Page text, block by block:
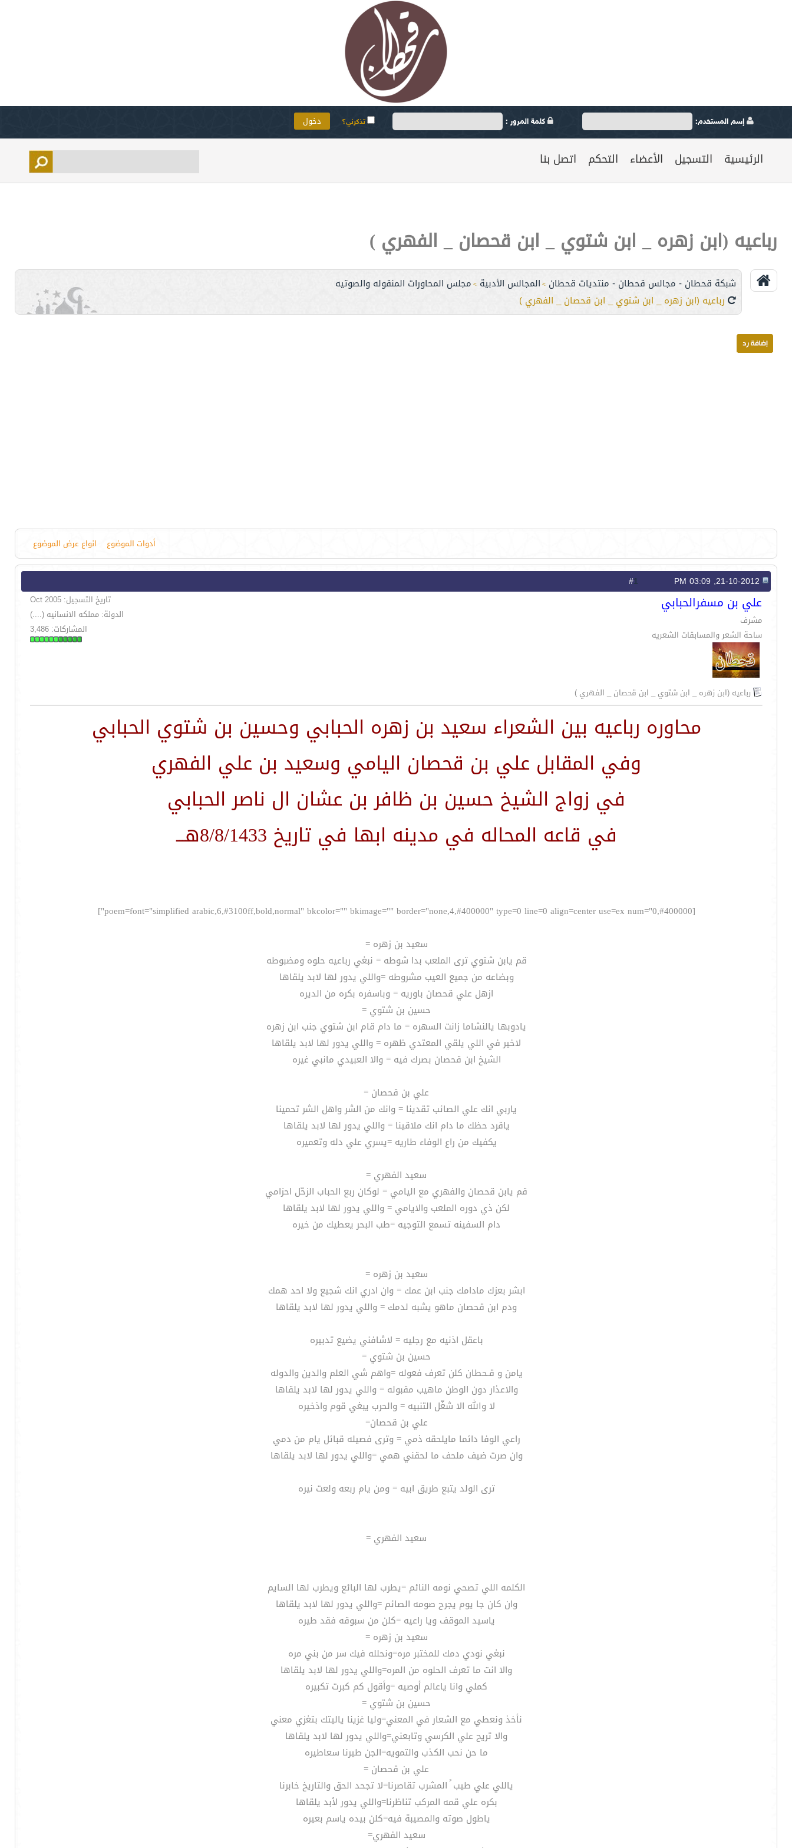
إسم المستخدم: كلمة المرور : تذكرني؟
الرئيسية التسجيل الأعضاء التحكم اتصل بنا
رباعيه (ابن زهره _ ابن شتوي _ ابن قحصان _ الفهري )
شبكة قحطان - مجالس قحطان - منتديات قحطان > المجالس الأدبية > مجلس المحاورات المنقوله والصوتيه
رباعيه (ابن زهره _ ابن شتوي _ ابن قحصان _ الفهري )
أدوات الموضوع انواع عرض الموضوع
1
علي بن مسفرالحبابي
مشرف
ساحة الشعر والمسابقات الشعريه
تاريخ التسجيل: Oct 2005
الدولة: مملكه الانسانيه (....)
المشاركات: 3,486
رباعيه (ابن زهره _ ابن شتوي _ ابن قحصان _ الفهري )
محاوره رباعيه بين الشعراء سعيد بن زهره الحبابي وحسين بن شتوي الحبابي
وفي المقابل علي بن قحصان اليامي وسعيد بن علي الفهري
في زواج الشيخ حسين بن ظافر بن عشان ال ناصر الحبابي
في قاعه المحاله في مدينه ابها في تاريخ 8/8/1433هـــ
[poem=font="simplified arabic,6,#3100ff,bold,normal" bkcolor="" bkimage="" border="none,4,#400000" type=0 line=0 align=center use=ex num="0,#400000"]
سعيد بن زهره =
قم يابن شتوي ترى الملعب بدا شوطه = نبغي رباعيه حلوه ومضبوطه
وبضاعه من جميع العيب مشروطه =واللي يدور لها لابد يلقاها
ازهل علي قحصان باوريه = وباسفره بكره من الديره
حسين بن شتوي =
يادوبها يالنشاما زانت السهره = ما دام قام ابن شتوي جنب ابن زهره
لاخير في اللي يلقي المعتدي ظهره = واللي يدور لها لابد يلقاها
الشيخ ابن قحصان بصرك فيه = والا العبيدي مانبي غيره
علي بن قحصان =
ياربي انك علي الصائب تقدينا = وانك من الشر واهل الشر تحمينا
ياقرد حظك ما دام انك ملاقينا = واللي يدور لها لابد يلقاها
يكفيك من راع الوفاء طاريه =يسري علي دله وتعميره
سعيد الفهري =
قم يابن قحصان والفهري مع اليامي = لوكان ربع الحباب الزحّل احزامي
لكن ذي دوره الملعب والايامي = واللي يدور لها لابد يلقاها
دام السفينه تسمع التوجيه =طب البحر يعطيك من خيره
سعيد بن زهره =
ابشر بعزك مادامك جنب ابن عمك = وان ادري انك شجيع ولا احد همك
ودم ابن قحصان ماهو يشبه لدمك = واللي يدور لها لابد يلقاها
باعقل اذنيه مع رجليه = لاشافني يضيع تدبيره
حسين بن شتوي =
يامن و قـحطان كلن تعرف فعوله =واهم شي العلم والدين والدوله
والاعذار دون الوطن ماهيب مقبوله = واللي يدور لها لابد يلقاها
لا والله الا شغّل التنبيه = والحرب يبغي قوم واذخيره
علي بن قحصان=
راعي الوفا دائما مايلحقه ذمي = وترى فصيله قبائل يام من دمي
وان صرت ضيف ملحف ما لحقني همي =واللي يدور لها لابد يلقاها
ترى الولد يتبع طريق ابيه = ومن يام ربعه ولعت نيره
سعيد الفهري =
الكلمه اللي تصحي نومه النائم =يطرب لها البائع ويطرب لها السايم
وان كان جا يوم يجرح صومه الصائم =واللي يدور لها لابد يلقاها
ياسيد الموقف ويا راعيه =كلن من سبوقه فقد طيره
سعيد بن زهره =
نبغي نودي دمك للمختبر مره=ونحلله فيك سر من بني مره
والا انت ما تعرف الحلوه من المره=واللي يدور لها لابد يلقاها
كملي وانا ياعالم أوصيه =وأقول كم كبرت تكبيره
حسين بن شتوي =
نأخذ ونعطي مع الشعار في المعني=وليا غزينا ياليتك بتغزي معني
والا تريح علي الكرسي وتابعني=واللي يدور لها لابد يلقاها
ما حن نحب الكذب والتمويه=الجن طيرنا سعاطيره
علي بن قحصان =
ياللي علي طيب ً المشرب تقاصرنا=لا تجحد الحق والتاريخ خابرنا
بكره علي قمه المركب تناظرنا=واللي يدور لأبد يلقاها
ياطول صوته والمصيبة فيه=كلن بيده ياسم بعيره
سعيد الفهري=